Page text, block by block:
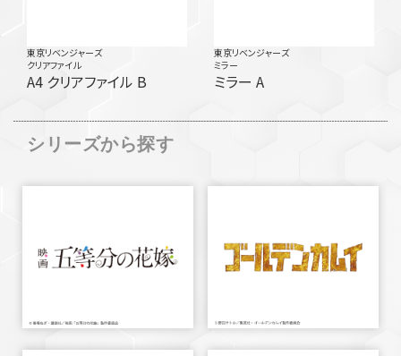
東京リベンジャーズ
クリアファイル
A4 クリアファイル B
東京リベンジャーズ
ミラー
ミラー A
シリーズから探す